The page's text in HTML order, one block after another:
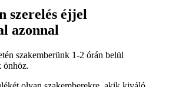
szerelés éjjel
azonnal
szakemberünk 1-2 órán belül
önhöz.